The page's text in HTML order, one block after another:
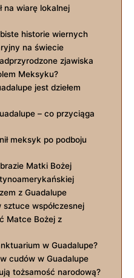
na wiarę ⁢lokalnej
historie wiernych
na świecie
zjawiska
Meksyku?
jest dziełem
– co przyciąga
meksyk ​po podboju
Matki ​Bożej
z Guadalupe
współczesnej
Matce Bożej z
w Guadalupe?
cudów ‍w Guadalupe
tożsamość narodową?